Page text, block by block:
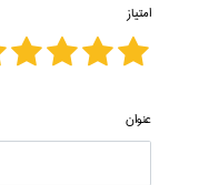
امتیاز
عنوان